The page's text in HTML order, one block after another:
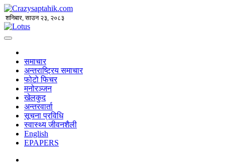
शनिबार, साउन २३, २०८३
समाचार
अन्तराष्ट्रिय समाचार
फोटो फिचर
मनोरञ्जन
खेलकुद
अन्तरवार्ता
सूचना प्रविधि
स्वास्थ्य जीवनशैली
English
EPAPERS